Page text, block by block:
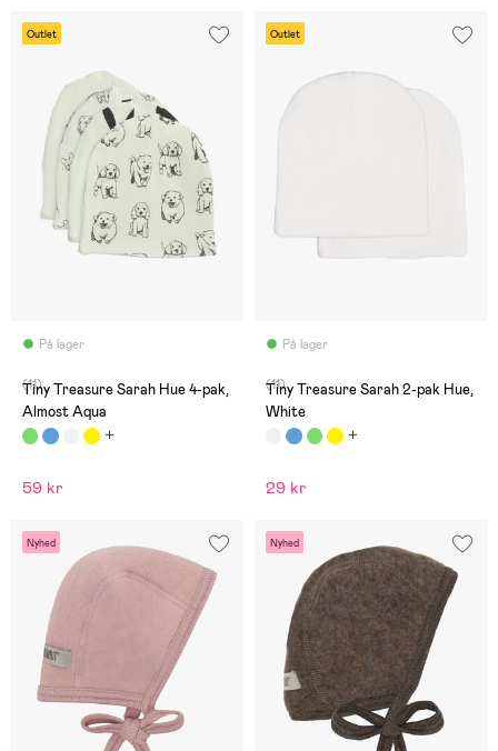
Outlet
På lager
(11)
Tiny Treasure Sarah Hue 4-pak,
Almost Aqua
59 kr
Outlet
På lager
(11)
Tiny Treasure Sarah 2-pak Hue,
White
29 kr
Nyhed Nyhed